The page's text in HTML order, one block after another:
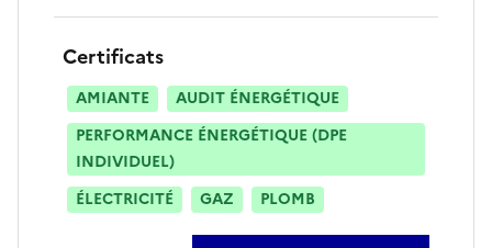
Certificats
AMIANTE
AUDIT ÉNERGÉTIQUE
PERFORMANCE ÉNERGÉTIQUE (DPE
INDIVIDUEL)
ÉLECTRICITÉ
GAZ PLOMB